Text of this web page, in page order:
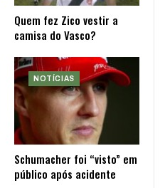
Quem fez Zico vestir a
camisa do Vasco?
NOTÍCIAS
Schumacher foi “visto” em
público após acidente